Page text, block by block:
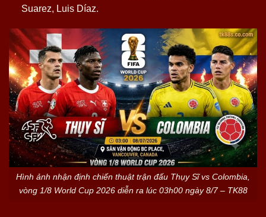
Suarez, Luis Díaz.
Hình ảnh nhận định chiến thuật trận đấu Thụy Sĩ vs Colombia,
vòng 1/8 World Cup 2026 diễn ra lúc 03h00 ngày 8/7 – TK88